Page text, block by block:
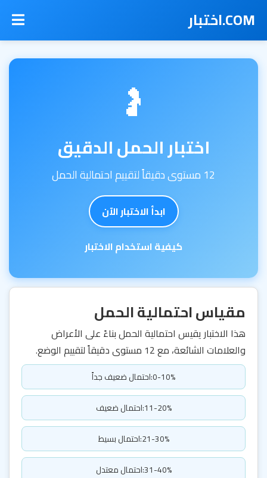
COM.اختبار
🤰
اختبار الحمل الدقيق
12 مستوى دقيقاً لتقييم احتمالية الحمل
ابدأ الاختبار الآن
كيفية استخدام الاختبار
مقياس احتمالية الحمل
هذا الاختبار يقيس احتمالية الحمل بناءً على الأعراض
والعلامات الشائعة، مع 12 مستوى دقيقاً لتقييم الوضع.
0-10%:احتمال ضعيف جداً
11-20%:احتمال ضعيف
21-30%:احتمال بسيط
31-40%:احتمال معتدل